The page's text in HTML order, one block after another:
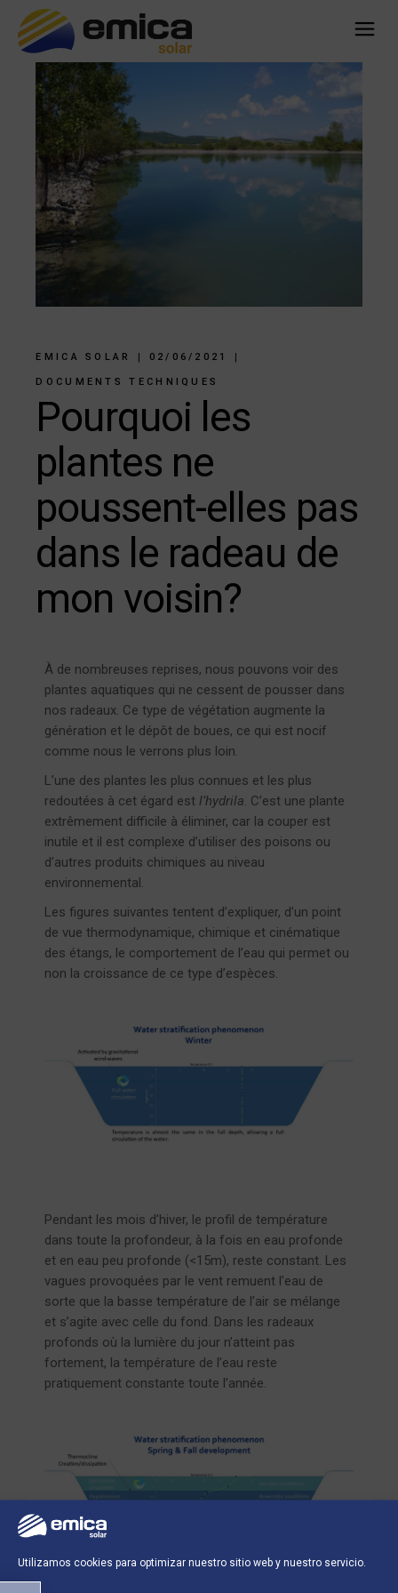
Utilizamos cookies para optimizar nuestro sitio web y nuestro servicio.
EMICA SOLAR 02/06/2021
DOCUMENTS TECHNIQUES
Pourquoi les
plantes ne
poussent-elles pas
dans le radeau de
mon voisin?
À de nombreuses reprises, nous pouvons voir des
plantes aquatiques qui ne cessent de pousser dans
nos radeaux. Ce type de végétation augmente la
génération et le dépôt de boues, ce qui est nocif
comme nous le verrons plus loin.
L’une des plantes les plus connues et les plus
redoutées à cet égard est l’hydrila . C’est une plante
extrêmement difficile à éliminer, car la couper est
inutile et il est complexe d’utiliser des poisons ou
d’autres produits chimiques au niveau
environnemental.
Les figures suivantes tentent d’expliquer, d’un point
de vue thermodynamique, chimique et cinématique
des étangs, le comportement de l’eau qui permet ou
non la croissance de ce type d’espèces.
Pendant les mois d’hiver, le profil de température
dans toute la profondeur, à la fois en eau profonde
et en eau peu profonde (<15m), reste constant. Les
vagues provoquées par le vent remuent l’eau de
sorte que la basse température de l’air se mélange
et s’agite avec celle du fond. Dans les radeaux
profonds où la lumière du jour n’atteint pas
fortement, la température de l’eau reste
pratiquement constante toute l’année.